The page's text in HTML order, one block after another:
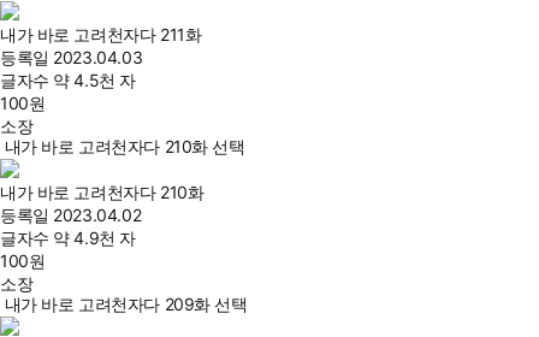
내가 바로 고려천자다 211화
등록일 2023.04.03
글자수 약 4.5천 자
100원
소장
내가 바로 고려천자다 210화 선택
내가 바로 고려천자다 210화
등록일 2023.04.02
글자수 약 4.9천 자
100원
소장
내가 바로 고려천자다 209화 선택